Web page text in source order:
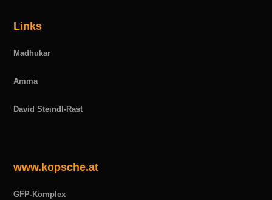
Links
Madhukar
Amma
David Steindl-Rast
www.kopsche.at
GFP-Komplex